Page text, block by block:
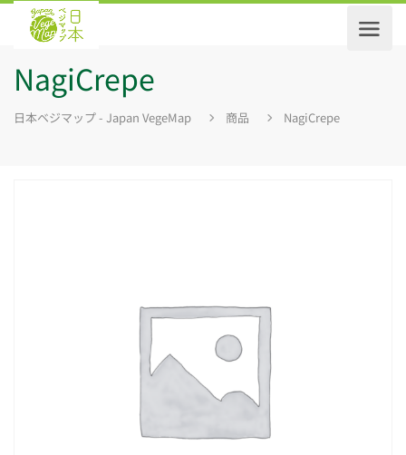
NagiCrepe
日本ベジマップ - Japan VegeMap 商品 NagiCrepe